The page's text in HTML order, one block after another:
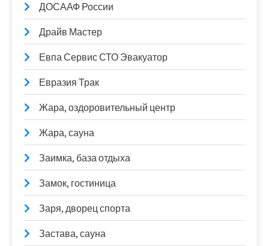
ДОСААФ России
Драйв Мастер
Евпа Сервис СТО Эвакуатор
Евразия Трак
Жара, оздоровительный центр
Жара, сауна
Заимка, база отдыха
Замок, гостиница
Заря, дворец спорта
Застава, сауна